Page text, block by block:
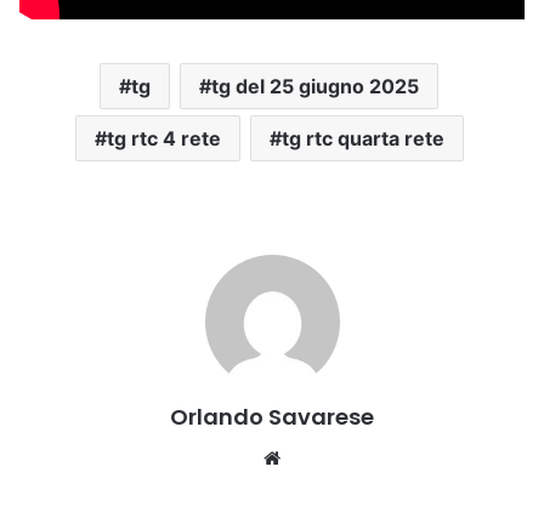
tg tg del 25 giugno 2025
tg rtc 4 rete tg rtc quarta rete
Orlando Savarese